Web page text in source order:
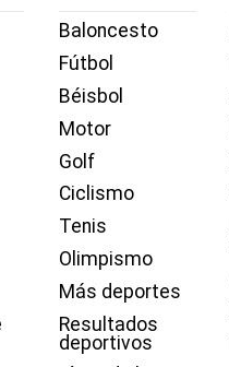
Baloncesto
Fútbol
Béisbol
Motor
Golf
Ciclismo
Tenis
Olimpismo
Más deportes
Resultados
deportivos